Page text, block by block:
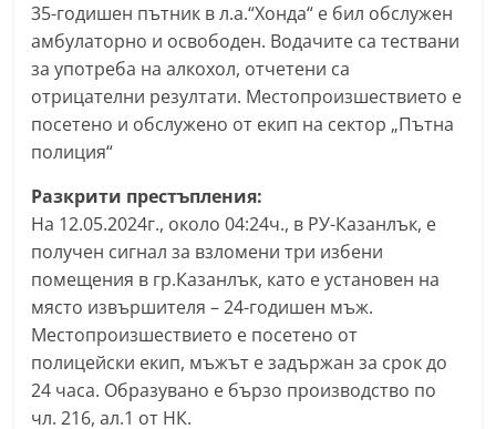
35-годишен пътник в л.а.“Хонда“ е бил обслужен
амбулаторно и освободен. Водачите са тествани
за употреба на алкохол, отчетени са
отрицателни резултати. Местопроизшествието е
посетено и обслужено от екип на сектор „Пътна
полиция“
Разкрити престъпления:
На 12.05.2024г., около 04:24ч., в РУ-Казанлък, е
получен сигнал за взломени три избени
помещения в гр.Казанлък, като е установен на
място извършителя – 24-годишен мъж.
Местопроизшествието е посетено от
полицейски екип, мъжът е задържан за срок до
24 часа. Образувано е бързо производство по
чл. 216, ал.1 от НК.